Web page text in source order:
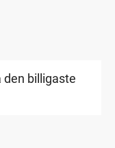
den billigaste